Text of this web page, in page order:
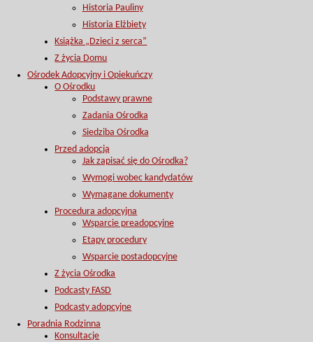
Historia Pauliny
Historia Elżbiety
Książka „Dzieci z serca”
Z życia Domu
Ośrodek Adopcyjny i Opiekuńczy
O Ośrodku
Podstawy prawne
Zadania Ośrodka
Siedziba Ośrodka
Przed adopcją
Jak zapisać się do Ośrodka?
Wymogi wobec kandydatów
Wymagane dokumenty
Procedura adopcyjna
Wsparcie preadopcyjne
Etapy procedury
Wsparcie postadopcyjne
Z życia Ośrodka
Podcasty FASD
Podcasty adopcyjne
Poradnia Rodzinna
Konsultacje